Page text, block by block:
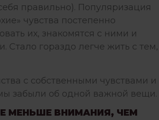
правильно). Популяризация
чувства постепенно
их, знакомятся с ними и
Стало гораздо легче жить с тем,
с собственными чувствами и
забыли об одной важной вещи.
МЕНЬШЕ ВНИМАНИЯ, ЧЕМ